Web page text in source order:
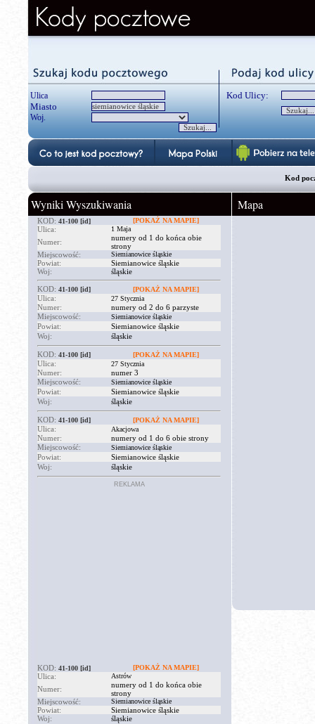
Ulica
Miasto
Woj.
Kod Ulicy:
Kod
Wyniki Wyszukiwania
KOD: 41-100 [id] [POKAŻ NA MAPIE]
Ulica: 1 Maja
Numer:
numery od 1 do końca obie
strony
Miejscowość:
Siemianowice śląskie
Powiat:
Siemianowice śląskie
Woj:
śląskie
KOD: 41-100 [id] [POKAŻ NA MAPIE]
Ulica: 27 Stycznia
Numer:
numery od 2 do 6 parzyste
Miejscowość:
Siemianowice śląskie
Powiat:
Siemianowice śląskie
Woj:
śląskie
KOD: 41-100 [id] [POKAŻ NA MAPIE]
Ulica: 27 Stycznia
Numer:
numer 3
Miejscowość:
Siemianowice śląskie
Powiat:
Siemianowice śląskie
Woj:
śląskie
KOD: 41-100 [id] [POKAŻ NA MAPIE]
Ulica: Akacjowa
Numer:
numery od 1 do 6 obie strony
Miejscowość:
Siemianowice śląskie
Powiat:
Siemianowice śląskie
Woj:
śląskie
REKLAMA
KOD: 41-100 [id] [POKAŻ NA MAPIE]
Ulica: Astrów
Numer:
numery od 1 do końca obie
strony
Miejscowość:
Siemianowice śląskie
Powiat:
Siemianowice śląskie
Woj:
śląskie
Mapa